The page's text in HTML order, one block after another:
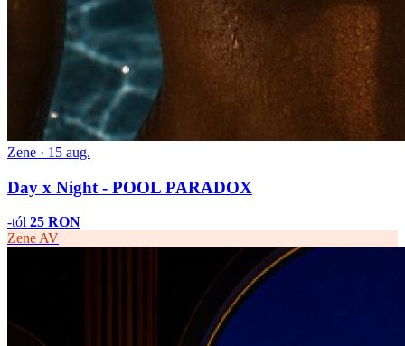
Zene · 15 aug.
Day x Night - POOL PARADOX
-tól 25 RON
Zene AV